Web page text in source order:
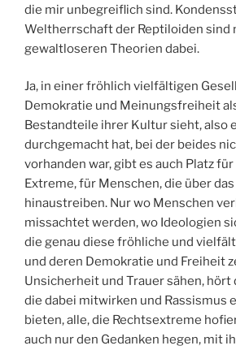
die mir unbegreiflich sind.
Weltherrschaft der Reptiloiden sind
gewaltloseren Theorien dabei.
Ja, in einer fröhlich vielfältigen
Demokratie und Meinungsfreiheit
Bestandteile ihrer Kultur sieht, also
durchgemacht hat, bei der beides
vorhanden war, gibt es auch Platz
Extreme, für Menschen, die über das
hinaustreiben. Nur wo Menschen
missachtet werden, wo Ideologien
die genau diese fröhliche und
und deren Demokratie und Freiheit
Unsicherheit und Trauer sähen, hört
die dabei mitwirken und Rassismus
bieten, alle, die Rechtsextreme
auch nur den Gedanken hegen, mit